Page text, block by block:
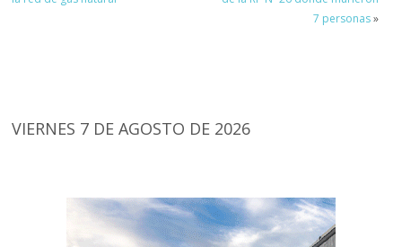
7 personas»
VIERNES 7 DE AGOSTO DE 2026